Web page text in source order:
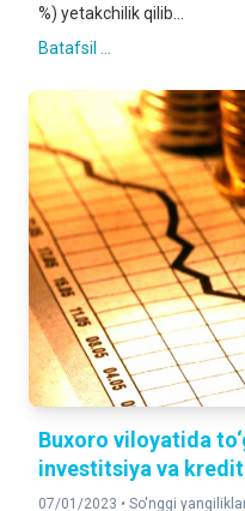
%) yetakchilik qilib...
Batafsil ...
Buxoro viloyatida
investitsiya va
07/01/2023 • So'nggi